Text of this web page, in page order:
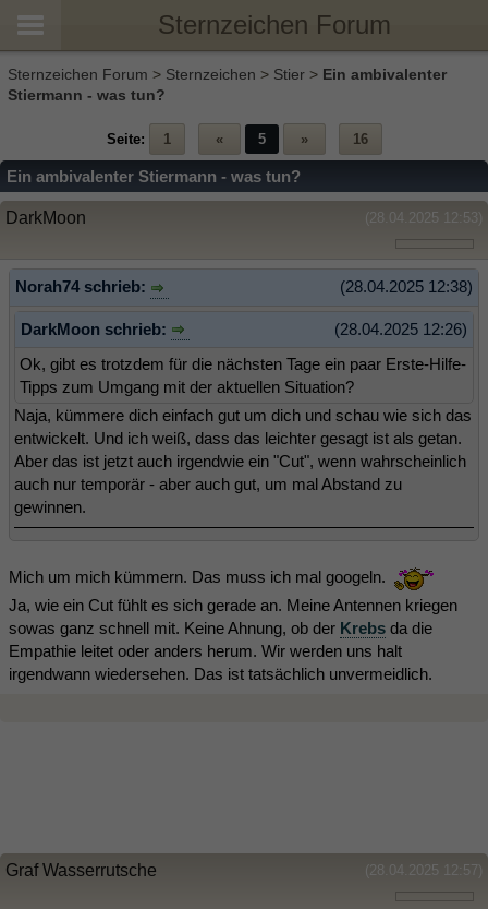
Sternzeichen Forum
Sternzeichen Forum > Sternzeichen > Stier > Ein ambivalenter
Stiermann - was tun?
Seite: 1 « 5 » 16
Ein ambivalenter Stiermann - was tun?
(28.04.2025 12:53)
DarkMoon
(28.04.2025 12:38)
Norah74 schrieb:
(28.04.2025 12:26)
DarkMoon schrieb:
Ok, gibt es trotzdem für die nächsten Tage ein paar Erste-Hilfe-
Tipps zum Umgang mit der aktuellen Situation?
Naja, kümmere dich einfach gut um dich und schau wie sich das
entwickelt. Und ich weiß, dass das leichter gesagt ist als getan.
Aber das ist jetzt auch irgendwie ein "Cut", wenn wahrscheinlich
auch nur temporär - aber auch gut, um mal Abstand zu
gewinnen.
Mich um mich kümmern. Das muss ich mal googeln.
Ja, wie ein Cut fühlt es sich gerade an. Meine Antennen kriegen
sowas ganz schnell mit. Keine Ahnung, ob der Krebs da die
Empathie leitet oder anders herum. Wir werden uns halt
irgendwann wiedersehen. Das ist tatsächlich unvermeidlich.
(28.04.2025 12:57)
Graf Wasserrutsche